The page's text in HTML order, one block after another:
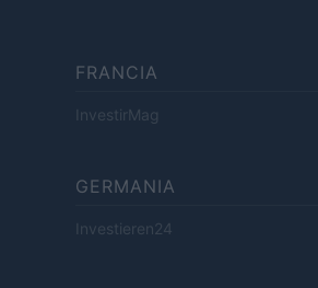
FRANCIA
InvestirMag
GERMANIA
Investieren24